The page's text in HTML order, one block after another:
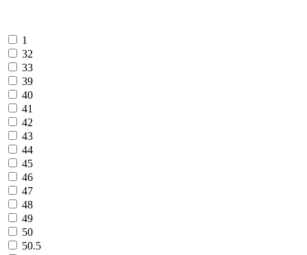
1
32
33
39
40
41
42
43
44
45
46
47
48
49
50
50.5